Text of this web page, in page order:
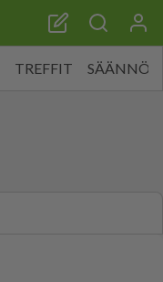
TREFFIT SÄÄNNÖT